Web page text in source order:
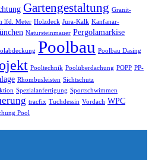
Gartengestaltung Granit-
lfd. Meter Holzdeck Jura-Kalk Kanfanar-
Natursteinmauer Pergolamarkise
Poolbau Poolbau Dasing
Pooltechnik Poolüberdachung POPP PP-
Rhombusleisten Sichtschutz
Spezialanfertigung Sportschwimmen
tracfix Tuchdessin Vordach WPC
Pool